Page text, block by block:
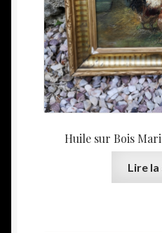
Huile sur Bois
Lire